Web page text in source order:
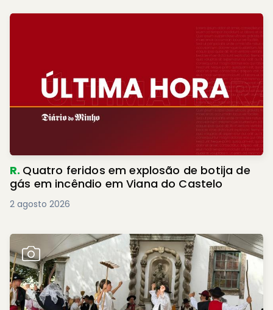
R. Quatro feridos em explosão de botija de
gás em incêndio em Viana do Castelo
2 agosto 2026